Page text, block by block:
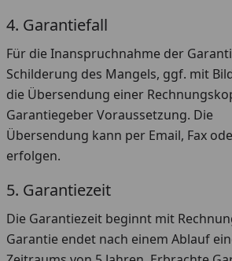
4. Garantiefall
Für die Inanspruchnahme der
Schilderung des Mangels, ggf. mit
die Übersendung einer
Garantiegeber Voraussetzung. Die
Übersendung kann per Email, Fax
erfolgen.
5. Garantiezeit
Die Garantiezeit beginnt mit
Garantie endet nach einem Ablauf